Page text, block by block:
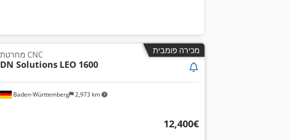
מכירה פומבית
Baden-Württemberg 2,973 km
מחרטת CNC
DN Solutions LEO 1600
‏12,400 ‏€